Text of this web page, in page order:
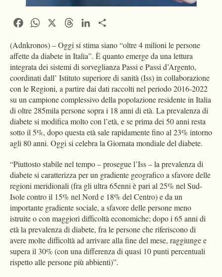
FacebookWhatsApp ThreadsLinkedIn
(Adnkronos) – Oggi si stima siano “oltre 4 milioni le persone
affette da diabete in Italia”. È quanto emerge da una lettura
integrata dei sistemi di sorveglianza Passi e Passi d’Argento,
coordinati dall’ Istituto superiore di sanità (Iss) in collaborazione
con le Regioni, a partire dai dati raccolti nel periodo 2016-2022
su un campione complessivo della popolazione residente in Italia
di oltre 285mila persone sopra i 18 anni di età. La prevalenza di
diabete si modifica molto con l’età, e se prima dei 50 anni resta
sotto il 5%, dopo questa età sale rapidamente fino al 23% intorno
agli 80 anni. Oggi si celebra la Giornata mondiale del diabete.
“Piuttosto stabile nel tempo – prosegue l’Iss – la prevalenza di
diabete si caratterizza per un gradiente geografico a sfavore delle
regioni meridionali (fra gli ultra 65enni è pari al 25% nel Sud-
Isole contro il 15% nel Nord e 18% del Centro) e da un
importante gradiente sociale, a sfavore delle persone meno
istruite o con maggiori difficoltà economiche; dopo i 65 anni di
età la prevalenza di diabete, fra le persone che riferiscono di
avere molte difficoltà ad arrivare alla fine del mese, raggiunge e
supera il 30% (con una differenza di quasi 10 punti percentuali
rispetto alle persone più abbienti)”.